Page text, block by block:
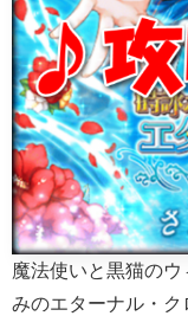
魔法使いと黒猫の
みのエターナル・ク